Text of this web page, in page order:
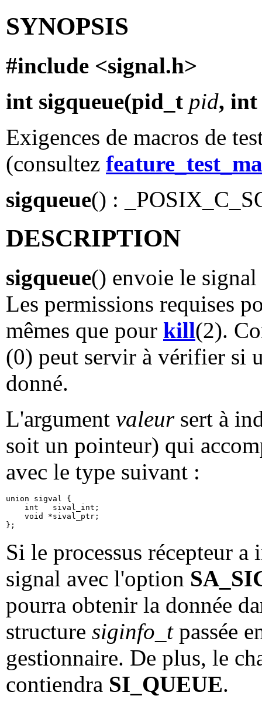
SYNOPSIS
#include <signal.h>
int sigqueue(pid_t pid,
Exigences de macros de
(consultez
sigqueue() :
DESCRIPTION
sigqueue() envoie le signal
Les permissions requises
mêmes que pour kill(2).
(0) peut servir à vérifier si
donné.
L'argument valeursert à
soit un pointeur) qui
avec le type suivant :
union sigval {
    int   sival_int;
    void *sival_ptr;
Si le processus récepteur
signal avec l'option
pourra obtenir la donnée
structure siginfo_tpassée
gestionnaire. De plus, le
contiendra SI_QUEUE.